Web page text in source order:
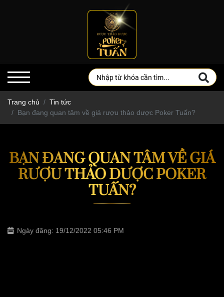
Trang chủ
Tin tức
Bạn đang quan tâm về giá rượu thảo dược Poker Tuấn?
BẠN ĐANG QUAN TÂM VỀ GIÁ
RƯỢU THẢO DƯỢC POKER
TUẤN?
Ngày đăng: 19/12/2022 05:46 PM